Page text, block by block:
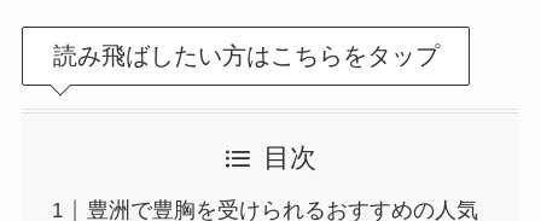
読み飛ばしたい方はこちらをタップ
目次
豊洲で豊胸を受けられるおすすめの人気